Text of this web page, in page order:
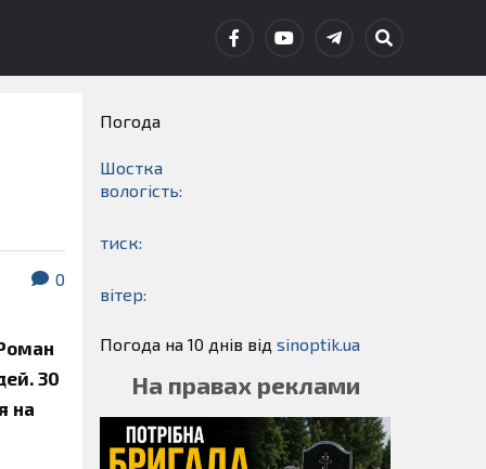
0
30
на
Погода
Шостка
вологість:
тиск:
вітер:
Погода на 10 днів від sinoptik.ua
На правах реклами